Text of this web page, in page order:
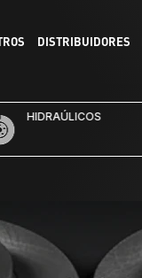
DISTRIBUIDORES